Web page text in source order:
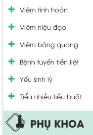
Viêm tinh hoàn
Viêm niệu đạo
Viêm bàng quang
Bệnh tuyến tiền liệt
Yếu sinh lý
Tiểu nhiều tiểu buốt
PHỤ KHOA